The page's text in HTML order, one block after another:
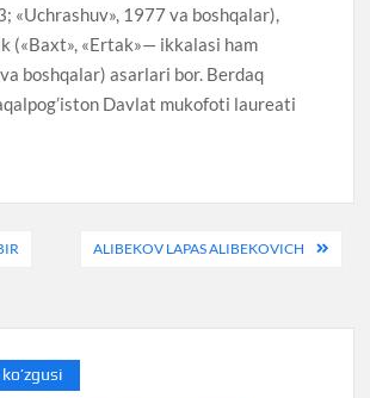
«Uchrashuv», 1977 va boshqalar),
(«Baxt», «Ertak»— ikkalasi ham
boshqalar) asarlari bor. Berdaq
Davlat mukofoti laureati
ALIBEKOV LAPAS ALIBEKOVICH